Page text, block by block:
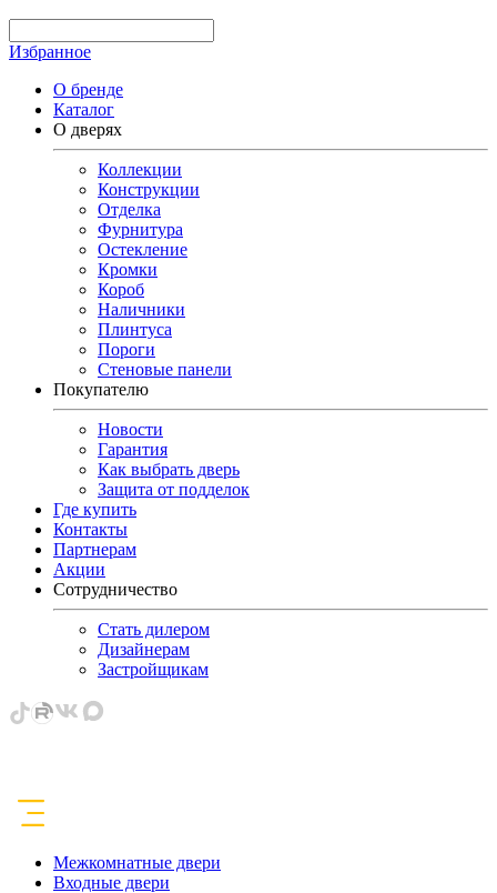
Избранное
О бренде
Каталог
О дверях
Коллекции
Конструкции
Отделка
Фурнитура
Остекление
Кромки
Короб
Наличники
Плинтуса
Пороги
Стеновые панели
Покупателю
Новости
Гарантия
Как выбрать дверь
Защита от подделок
Где купить
Контакты
Партнерам
Акции
Сотрудничество
Стать дилером
Дизайнерам
Застройщикам
Межкомнатные двери
Входные двери